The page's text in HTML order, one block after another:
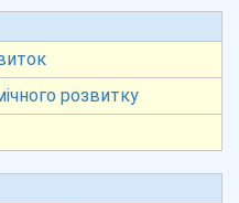
розвитку